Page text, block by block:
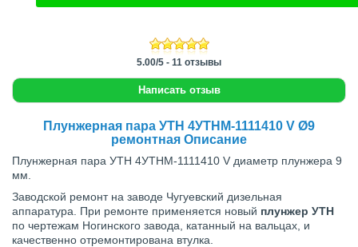
5.00/5 - 11 отзывы
Написать отзыв
Плунжерная пара УТН 4УТНМ-1111410 V Ø9
ремонтная Описание
Плунжерная пара УТН 4УТНМ-1111410 V диаметр плунжера 9
мм.
Заводской ремонт на заводе Чугуевский дизельная
аппаратура. При ремонте применяется новый плунжер УТН
по чертежам Ногинского завода, катанный на вальцах, и
качественно отремонтирована втулка.